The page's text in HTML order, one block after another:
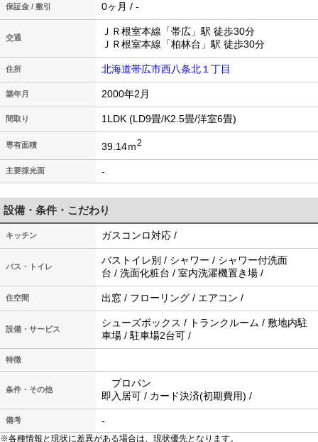
保証金 / 敷引 0ヶ月 / -
交通
ＪＲ根室本線「帯広」駅 徒歩30分
ＪＲ根室本線「柏林台」駅 徒歩30分
住所 北海道帯広市西八条北１丁目
築年月 2000年2月
間取り 1LDK (LD9畳/K2.5畳/洋室6畳)
専有面積 39.14ｍ2
主要採光面 -
設備・条件・こだわり
キッチン ガスコンロ対応 /
バス・トイレ
バストイレ別 / シャワー / シャワー付洗面
台 / 洗面化粧台 / 室内洗濯機置き場 /
住空間 出窓 / フローリング / エアコン /
設備・サービス
シューズボックス / トランクルーム / 敷地内駐
車場 / 駐車場2台可 /
特徴
条件・その他
プロパン
即入居可 / カード決済(初期費用) /
備考 -
※各種情報と現状に差異がある場合は、現状優先となります。